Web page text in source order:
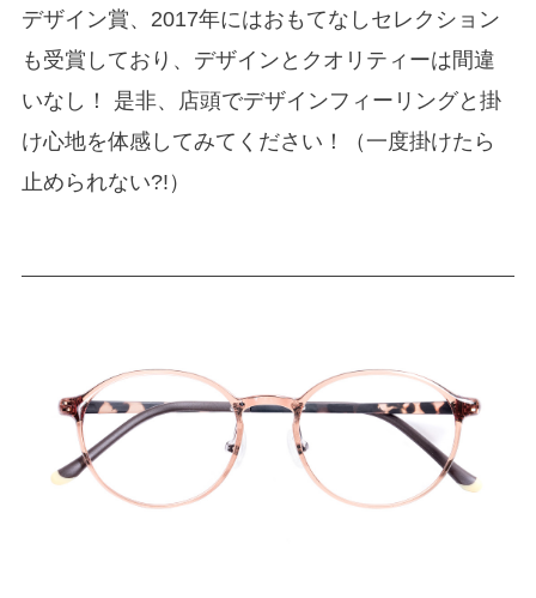
デザイン賞、2017年にはおもてなしセレクション
も受賞しており、デザインとクオリティーは間違
いなし！ 是非、店頭でデザインフィーリングと掛
け心地を体感してみてください！（一度掛けたら
止められない?!）